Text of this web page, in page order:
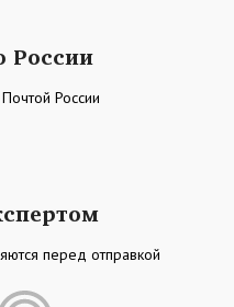
России
России
перед отправкой